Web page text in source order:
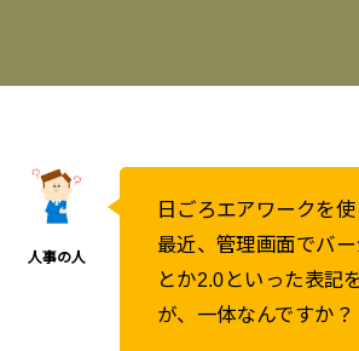
日ごろエアワークを使
最近、管理画面でバ
とか2.0といった表記
が、一体なんですか？